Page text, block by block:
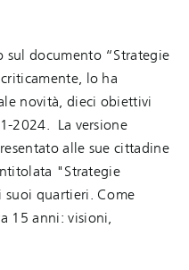
documento “Strategie
lo ha
novità, dieci obiettivi
2024. La versione
alle sue cittadine
"Strategie
quartieri. Come
15 anni: visioni,